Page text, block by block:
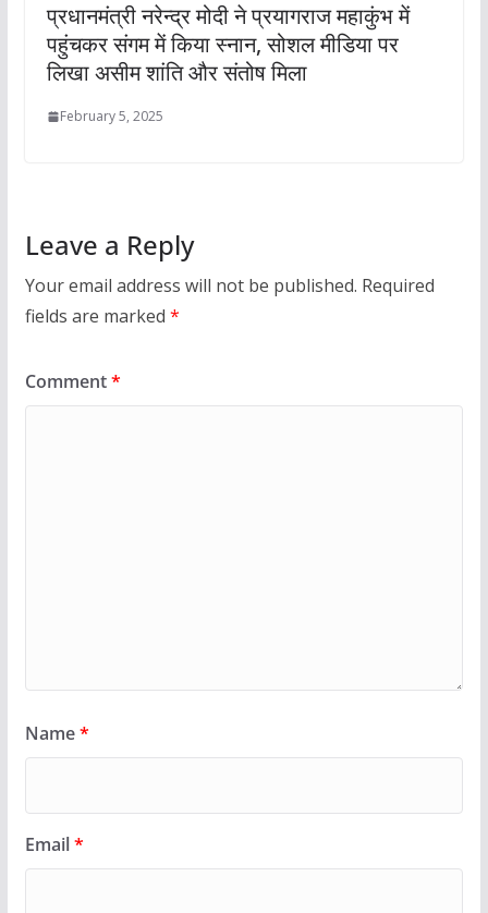
प्रधानमंत्री नरेन्द्र मोदी ने प्रयागराज महाकुंभ में
पहुंचकर संगम में किया स्नान, सोशल मीडिया पर
लिखा असीम शांति और संतोष मिला
February 5, 2025
Leave a Reply
Your email address will not be published. Required
fields are marked *
Comment*
Name*
Email*